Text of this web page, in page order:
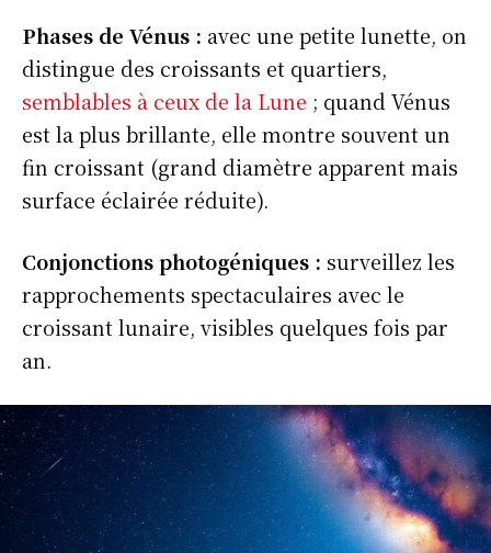
Phases de Vénus : avec une petite lunette, on
distingue des croissants et quartiers,
semblables à ceux de la Lune ; quand Vénus
est la plus brillante, elle montre souvent un
fin croissant (grand diamètre apparent mais
surface éclairée réduite).
Conjonctions photogéniques : surveillez les
rapprochements spectaculaires avec le
croissant lunaire, visibles quelques fois par
an.